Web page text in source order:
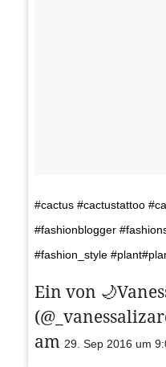
#cactus #cactustattoo
#fashionblogger
#fashion_style
Ein von
am 29. Sep 2016 um